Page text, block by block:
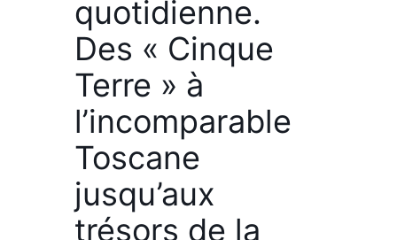
quotidienne.
Des « Cinque
Terre » à
l’incomparable
Toscane
jusqu’aux
trésors de la